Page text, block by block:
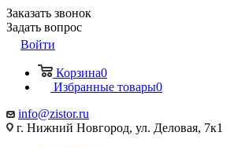
Заказать звонок
Задать вопрос
Войти
Корзина0
Избранные товары0
info@zistor.ru
г. Нижний Новгород, ул. Деловая, 7к1